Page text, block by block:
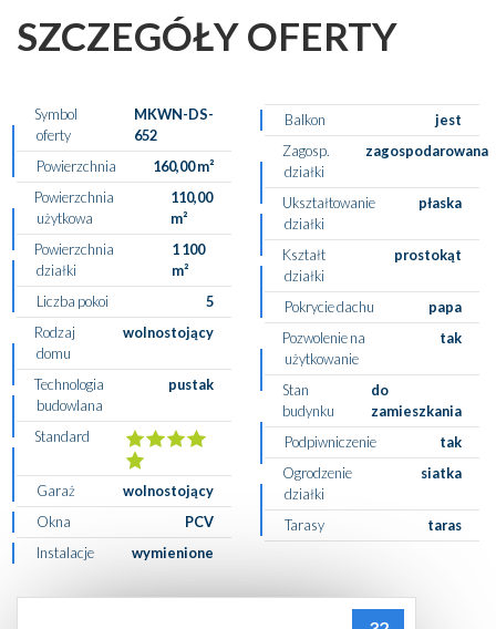
SZCZEGÓŁY OFERTY
Symbol
oferty
MKWN-DS-
652
Powierzchnia
160,00 m²
Powierzchnia
użytkowa
110,00
m²
Powierzchnia
działki
1 100
m²
Liczba pokoi
5
Rodzaj
domu
wolnostojący
Technologia
budowlana
pustak
Standard
Garaż
wolnostojący
Okna
PCV
Instalacje
wymienione
Balkon
jest
Zagosp.
działki
zagospodarowana
Ukształtowanie
działki
płaska
Kształt
działki
prostokąt
Pokrycie dachu
papa
Pozwolenie na
użytkowanie
tak
Stan
budynku
do
zamieszkania
Podpiwniczenie
tak
Ogrodzenie
działki
siatka
Tarasy taras